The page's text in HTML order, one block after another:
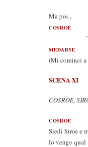
Ma poi...
COSROE
Taci,
MEDARSE
(Mi cominci a
SCENA XI
COSROE,
COSROE
Siedi Siroe e
Io vengo